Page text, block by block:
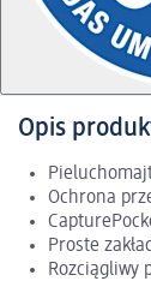
Opis
Ochrona
Proste
Rozciągliwy